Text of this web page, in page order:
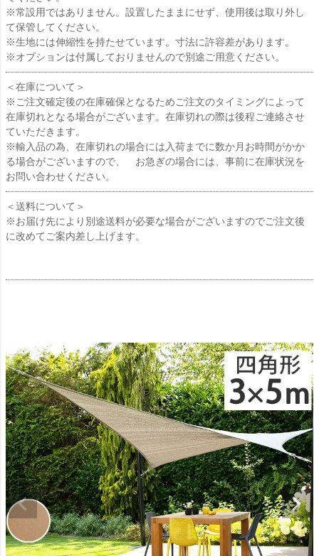
※常設用ではありません。設置したままにせず、使用後は取り外し
て保管してください。
※生地には伸縮性を持たせています。寸法に許容差があります。
※オプションは付属しておりませんので別途ご用意ください。
＜在庫について＞
※ご注文確定後の在庫確保となるためご注文のタイミングによって
在庫切れとなる場合がございます。在庫切れの際は後程ご連絡させ
ていただきます。
※輸入品の為、在庫切れの場合には入荷までに数か月お時間がかか
る場合がございますので、 お急ぎの場合には、事前に在庫状況を
お問い合わせください。
＜送料について＞
※お届け先により別途送料が必要な場合がございますのでご注文後
に改めてご案内差し上げます。